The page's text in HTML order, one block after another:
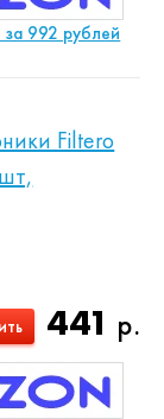
за 992 рублей
Filtero
441 р.